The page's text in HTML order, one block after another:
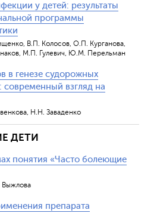
у детей: результаты
программы
В.П. Колосов, О.П. Курганова,
М.П. Гулевич, Ю.М. Перельман
в генезе судорожных
современный взгляд на
Н.Н. Заваденко
ДЕТИ
понятия «Часто болеющие
Выжлова
препарата